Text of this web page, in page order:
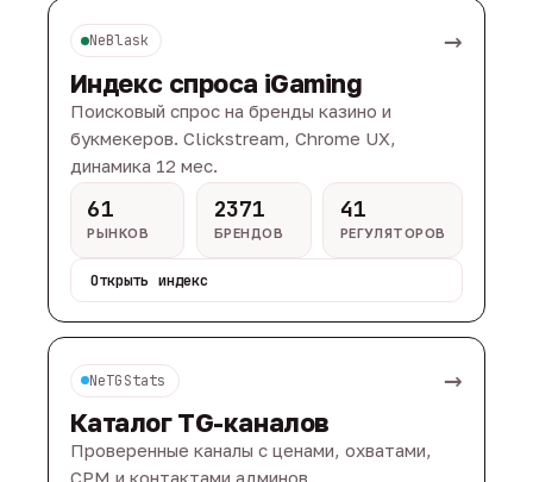
NeBlask →
Индекс спроса iGaming
Поисковый спрос на бренды казино и
букмекеров. Clickstream, Chrome UX,
динамика 12 мес.
61
РЫНКОВ
2371
БРЕНДОВ
41
РЕГУЛЯТОРОВ
Открыть индекс
NeTGStats →
Каталог TG-каналов
Проверенные каналы с ценами, охватами,
CPM и контактами админов.